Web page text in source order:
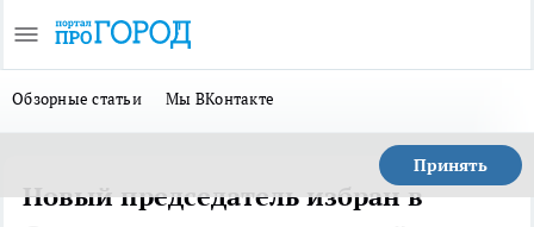
Обзорные статьи Мы ВКонтакте
Принять
Новый председатель избран в